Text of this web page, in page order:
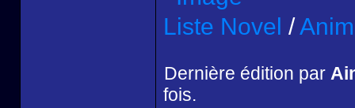
Liste Novel /
Dernière édition par
fois.